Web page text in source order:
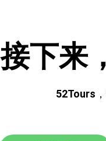
接下来
52Tours